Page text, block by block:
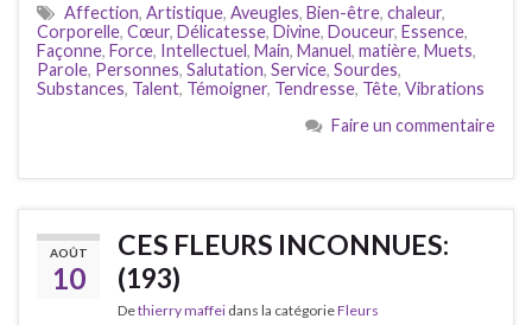
Affection, Artistique, Aveugles, Bien-être, chaleur,
Corporelle, Cœur, Délicatesse, Divine, Douceur, Essence,
Façonne, Force, Intellectuel, Main, Manuel, matière, Muets,
Parole, Personnes, Salutation, Service, Sourdes,
Substances, Talent, Témoigner, Tendresse, Tête, Vibrations
Faire un commentaire
AOÛT
10
CES FLEURS INCONNUES:
(193)
Dethierry maffei dans la catégorieFleurs